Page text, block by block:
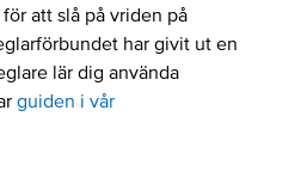
att slå på vriden på
har givit ut en
lär dig använda
guiden i vår